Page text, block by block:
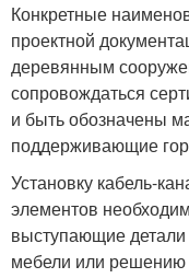
Конкретные
проектной
деревянным
сопровождаться
и быть обозначены
поддерживающие
Установку кабель-
элементов
выступающие
мебели или решению